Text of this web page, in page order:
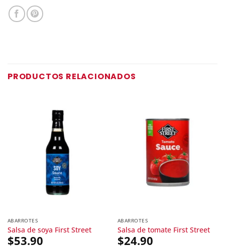
PRODUCTOS RELACIONADOS
ABARROTES
Salsa de soya First Street
$53.90
ABARROTES
Salsa de tomate First Street
$24.90